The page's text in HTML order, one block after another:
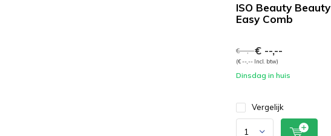
ISO Beauty Beauty
Easy Comb
€ --,--€ --,--
(€ --,-- Incl. btw)
Dinsdag in huis
Vergelijk